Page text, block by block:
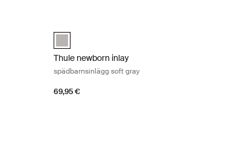
Thule newborn inlay Soft Gray (selected)
Thule newborn inlay
spädbarnsinlägg soft gray
69,95 €